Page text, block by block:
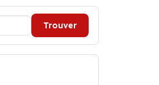
Trouver